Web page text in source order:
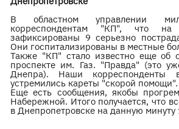
В областном управлении
корреспондентам "КП", что
зафиксированы 9 серьезно
Они госпитализированы в местные
Также "КП" стало известно еще об
проспекте им. Газ. "Правда" (это
Днепра). Наши корреспонденты
устремились кареты "скорой помощи".
Еще есть сообщения, якобы
Набережной. Итого получается, что
в Днепропетровске на данную минуту